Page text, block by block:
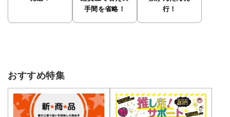
手間を省略！
行！
おすすめ特集